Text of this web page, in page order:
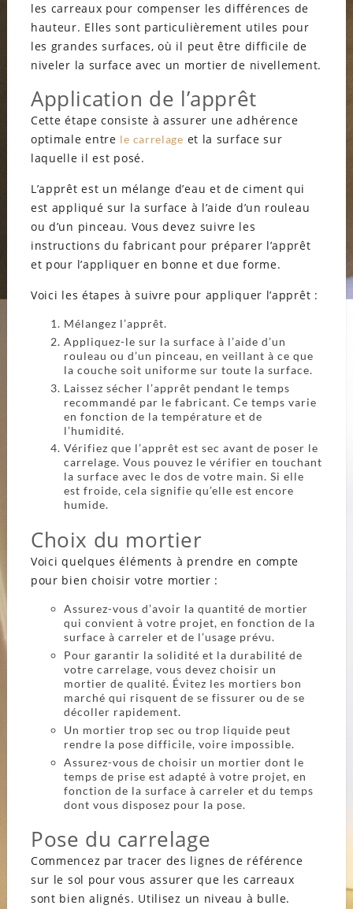
les carreaux pour compenser les différences de
hauteur. Elles sont particulièrement utiles pour
les grandes surfaces, où il peut être difficile de
niveler la surface avec un mortier de nivellement.
Application de l’apprêt
Cette étape consiste à assurer une adhérence
optimale entre le carrelage et la surface sur
laquelle il est posé.
L’apprêt est un mélange d’eau et de ciment qui
est appliqué sur la surface à l’aide d’un rouleau
ou d’un pinceau. Vous devez suivre les
instructions du fabricant pour préparer l’apprêt
et pour l’appliquer en bonne et due forme.
Voici les étapes à suivre pour appliquer l’apprêt :
Mélangez l’apprêt.
Appliquez-le sur la surface à l’aide d’un
rouleau ou d’un pinceau, en veillant à ce que
la couche soit uniforme sur toute la surface.
Laissez sécher l’apprêt pendant le temps
recommandé par le fabricant. Ce temps varie
en fonction de la température et de
l’humidité.
Vérifiez que l’apprêt est sec avant de poser le
carrelage. Vous pouvez le vérifier en touchant
la surface avec le dos de votre main. Si elle
est froide, cela signifie qu’elle est encore
humide.
Choix du mortier
Voici quelques éléments à prendre en compte
pour bien choisir votre mortier :
Assurez-vous d’avoir la quantité de mortier
qui convient à votre projet, en fonction de la
surface à carreler et de l’usage prévu.
Pour garantir la solidité et la durabilité de
votre carrelage, vous devez choisir un
mortier de qualité. Évitez les mortiers bon
marché qui risquent de se fissurer ou de se
décoller rapidement.
Un mortier trop sec ou trop liquide peut
rendre la pose difficile, voire impossible.
Assurez-vous de choisir un mortier dont le
temps de prise est adapté à votre projet, en
fonction de la surface à carreler et du temps
dont vous disposez pour la pose.
Pose du carrelage
Commencez par tracer des lignes de référence
sur le sol pour vous assurer que les carreaux
sont bien alignés. Utilisez un niveau à bulle.